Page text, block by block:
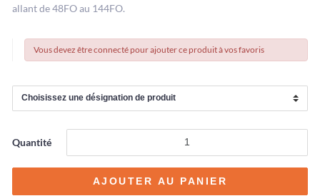
allant de 48FO au 144FO.
Vous devez être connecté pour ajouter ce produit à vos favoris
Quantité